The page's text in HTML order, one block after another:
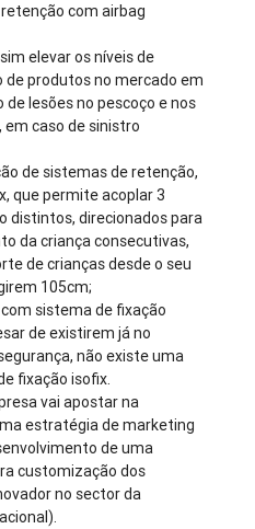
com airbag
elevar os níveis de
produtos no mercado em
lesões no pescoço e nos
em caso de sinistro
de sistemas de retenção,
que permite acoplar 3
distintos, direcionados para
da criança consecutivas,
de crianças desde o seu
105cm;
sistema de fixação
de existirem já no
não existe uma
fixação isofix.
vai apostar na
estratégia de marketing
de uma
customização dos
no sector da